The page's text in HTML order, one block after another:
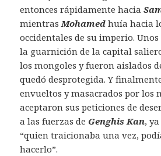
entonces rápidamente hacia
mientras Mohamed huía hacia
occidentales de su imperio.
la guarnición de la capital
los mongoles y fueron aislados
quedó desprotegida. Y
envueltos y masacrados por los
aceptaron sus peticiones de
a las fuerzas de Genghis Kan,
“quien traicionaba una vez,
hacerlo”.